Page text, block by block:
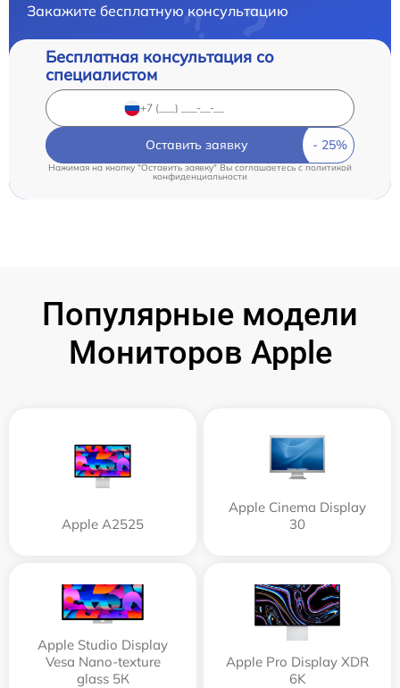
Закажите бесплатную консультацию
Бесплатная консультация со
специалистом
Оставить заявку
Нажимая на кнопку "Оставить заявку" Вы соглашаетесь cполитикой
конфиденциальности
Популярные модели
Мониторов Apple
Apple А2525
Apple Cinema Display
30
Apple Studio Display
Vesa Nano-texture
glass 5К
Apple Pro Display XDR
6K